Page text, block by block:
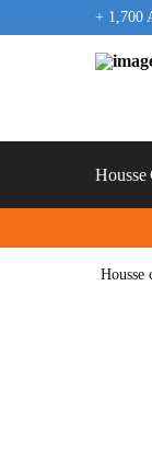
+ 1,700
Housse
Housse